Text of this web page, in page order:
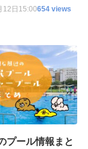
12日 15:00654 views
プール情報まと